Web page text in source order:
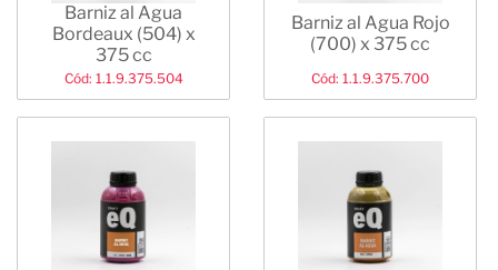
Barniz al Agua
Bordeaux (504) x
375 cc
Cód: 1.1.9.375.504
Barniz al Agua Rojo
(700) x 375 cc
Cód: 1.1.9.375.700